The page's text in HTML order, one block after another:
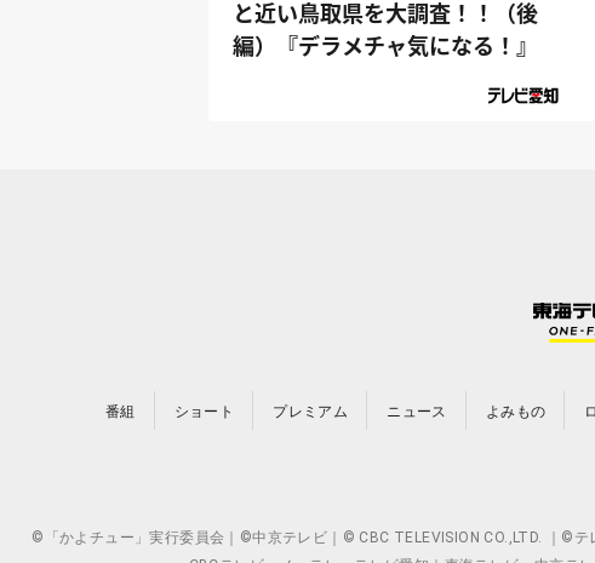
と近い鳥取県を大調査！！（後
編）『デラメチャ気になる！』
番組 ショート プレミアム ニュース よみもの
©「かよチュー」実行委員会｜©中京テレビ｜© CBC TELEVISION CO.,LTD. ｜©